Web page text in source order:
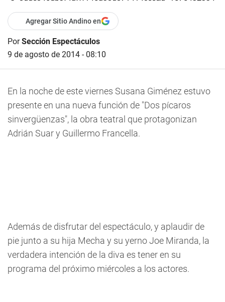
Agregar Sitio Andino en
PorSección Espectáculos
9 de agosto de 2014 - 08:10
En la noche de este viernes Susana Giménez estuvo
presente en una nueva función de "Dos pícaros
sinvergüenzas", la obra teatral que protagonizan
Adrián Suar y Guillermo Francella.
Además de disfrutar del espectáculo, y aplaudir de
pie junto a su hija Mecha y su yerno Joe Miranda, la
verdadera intención de la diva es tener en su
programa del próximo miércoles a los actores.